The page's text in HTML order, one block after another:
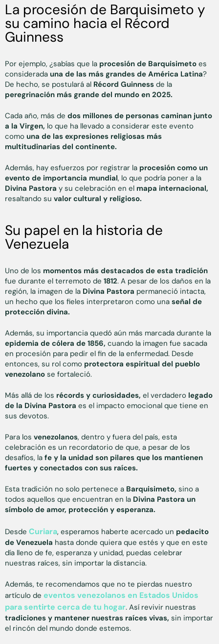
La procesión de Barquisimeto y
su camino hacia el Récord
Guinness
Por ejemplo, ¿sabías que la procesión de Barquisimeto es
considerada una de las más grandes de América Latina?
De hecho, se postulará al Récord Guinness de la
peregrinación más grande del mundo en 2025.
Cada año, más de dos millones de personas caminan junto
a la Virgen, lo que ha llevado a considerar este evento
como una de las expresiones religiosas más
multitudinarias del continente.
Además, hay esfuerzos por registrar la procesión como un
evento de importancia mundial, lo que podría poner a la
Divina Pastora y su celebración en el mapa internacional,
resaltando su valor cultural y religioso.
Su papel en la historia de
Venezuela
Uno de los momentos más destacados de esta tradición
fue durante el terremoto de 1812. A pesar de los daños en la
región, la imagen de la Divina Pastora permaneció intacta,
un hecho que los fieles interpretaron como una señal de
protección divina.
Además, su importancia quedó aún más marcada durante la
epidemia de cólera de 1856, cuando la imagen fue sacada
en procesión para pedir el fin de la enfermedad. Desde
entonces, su rol como protectora espiritual del pueblo
venezolano se fortaleció.
Más allá de los récords y curiosidades, el verdadero legado
de la Divina Pastora es el impacto emocional que tiene en
sus devotos.
Para los venezolanos, dentro y fuera del país, esta
celebración es un recordatorio de que, a pesar de los
desafíos, la fe y la unidad son pilares que los mantienen
fuertes y conectados con sus raíces.
Esta tradición no solo pertenece a Barquisimeto, sino a
todos aquellos que encuentran en la Divina Pastora un
símbolo de amor, protección y esperanza.
Desde Curiara, esperamos haberte acercado un pedacito
de Venezuela hasta donde quiera que estés y que en este
día lleno de fe, esperanza y unidad, puedas celebrar
nuestras raíces, sin importar la distancia.
Además, te recomendamos que no te pierdas nuestro
artículo de eventos venezolanos en Estados Unidos
para sentirte cerca de tu hogar. Así revivir nuestras
tradiciones y mantener nuestras raíces vivas, sin importar
el rincón del mundo donde estemos.